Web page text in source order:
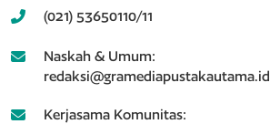
(021) 53650110/11
Naskah & Umum:
redaksi@gramediapustakautama.id
Kerjasama Komunitas: